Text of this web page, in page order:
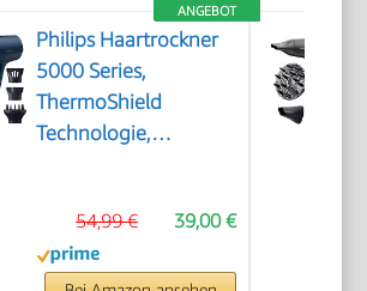
ANGEBOT
Philips Haartrockner
5000 Series,
ThermoShield
Technologie,
Blau, mit 9-mm- und
11-mm-Stylingdüse,
39,00 €
54,99 €